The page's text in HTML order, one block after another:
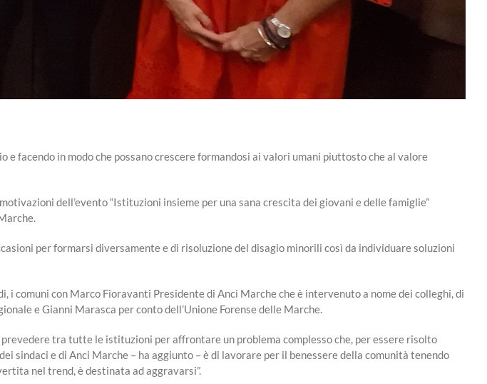
facendo in modo che possano crescere formandosi ai valori umani piuttosto che al valore
dell’evento “Istituzioni insieme per una sana crescita dei giovani e delle famiglie”
per formarsi diversamente e di risoluzione del disagio minorili così da individuare soluzioni
comuni con Marco Fioravanti Presidente di Anci Marche che è intervenuto a nome dei colleghi, di
e Gianni Marasca per conto dell’Unione Forense delle Marche.
tra tutte le istituzioni per affrontare un problema complesso che, per essere risolto
sindaci e di Anci Marche – ha aggiunto – è di lavorare per il benessere della comunità tenendo
nel trend, è destinata ad aggravarsi”.